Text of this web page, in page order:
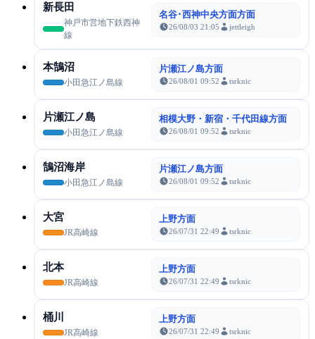
新長田
神戸市営地下鉄西神
線
名谷･西神中央方面方面
26/08/03 21:05 jettleigh
本鵠沼
小田急江ノ島線
片瀬江ノ島方面
26/08/01 09:52 tsrknic
片瀬江ノ島
小田急江ノ島線
相模大野・新宿・千代田線方面
26/08/01 09:52 tsrknic
鵠沼海岸
小田急江ノ島線
片瀬江ノ島方面
26/08/01 09:52 tsrknic
大宮
JR高崎線
上野方面
26/07/31 22:49 tsrknic
北本
JR高崎線
上野方面
26/07/31 22:49 tsrknic
桶川
JR高崎線
上野方面
26/07/31 22:49 tsrknic